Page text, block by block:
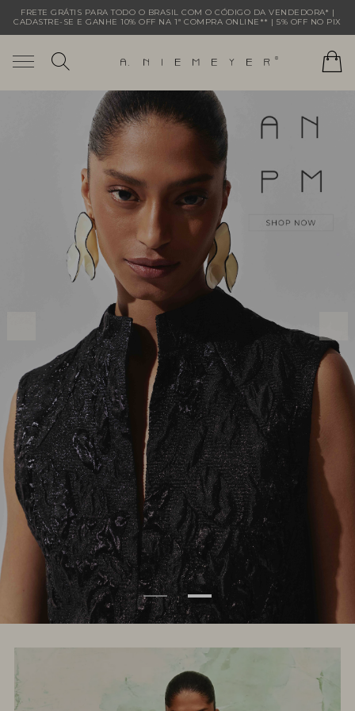
FRETE GRÁTIS PARA TODO O BRASIL COM O CÓDIGO DA VENDEDORA* |
CADASTRE-SE E GANHE 10% OFF NA 1ª COMPRA ONLINE** | 5% OFF NO PIX